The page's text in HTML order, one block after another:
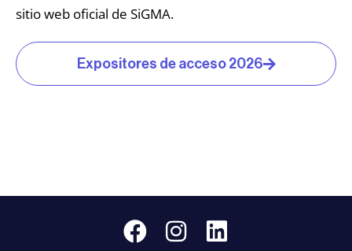
sitio web oficial de SiGMA.
Expositores de acceso 2026